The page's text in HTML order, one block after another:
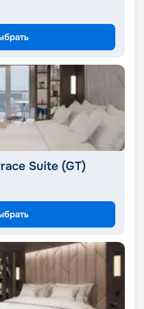
Suite (GT)